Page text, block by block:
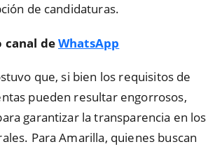
de candidaturas.
canal deWhatsApp
que, si bien los requisitos de
pueden resultar engorrosos,
garantizar la transparencia en los
Para Amarilla, quienes buscan